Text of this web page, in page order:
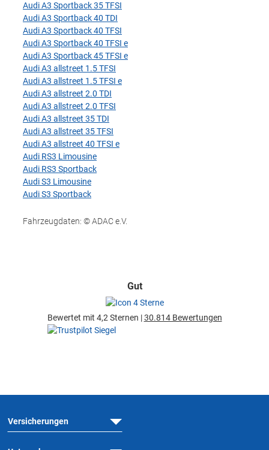
Audi A3 Sportback 35 TFSI
Audi A3 Sportback 40 TDI
Audi A3 Sportback 40 TFSI
Audi A3 Sportback 40 TFSI e
Audi A3 Sportback 45 TFSI e
Audi A3 allstreet 1.5 TFSI
Audi A3 allstreet 1.5 TFSI e
Audi A3 allstreet 2.0 TDI
Audi A3 allstreet 2.0 TFSI
Audi A3 allstreet 35 TDI
Audi A3 allstreet 35 TFSI
Audi A3 allstreet 40 TFSI e
Audi RS3 Limousine
Audi RS3 Sportback
Audi S3 Limousine
Audi S3 Sportback
Fahrzeugdaten: © ADAC e.V.
Gut
Bewertet mit 4,2 Sternen |30.814 Bewertungen
Versicherungen